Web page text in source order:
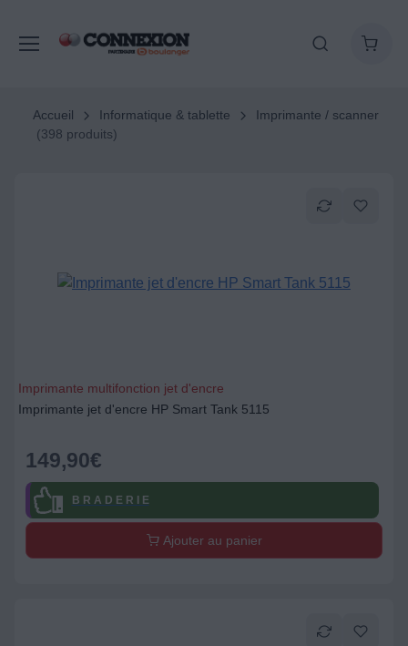
Accueil Informatique & tablette
Imprimante / scanner
(398 produits)
Imprimante multifonction jet d'encre
Imprimante jet d'encre HP Smart Tank 5115
149,90€
B R A D E R I E
Ajouter au panier